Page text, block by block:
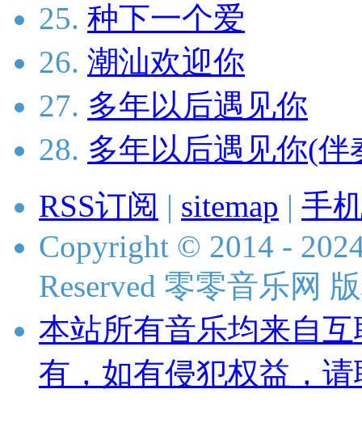
25. 种下一个爱
26. 潮汕欢迎你
27. 多年以后遇见你
28. 多年以后遇见你(伴
RSS订阅 | sitemap | 手
Copyright © 2014 -
Reserved 零零音乐网
本站所有音乐均来自
有，如有侵犯权益，